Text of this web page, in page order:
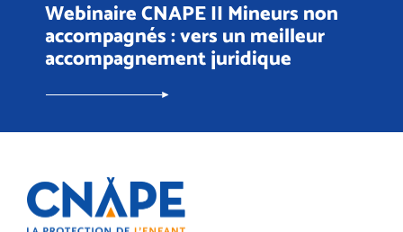
Webinaire CNAPE II Mineurs non
accompagnés : vers un meilleur
accompagnement juridique